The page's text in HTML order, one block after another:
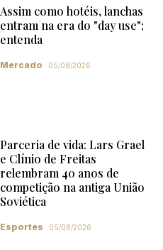
Assim como hotéis, lanchas
entram na era do "day use";
entenda
Mercado 05/08/2026
Parceria de vida: Lars Grael
e Clínio de Freitas
relembram 40 anos de
competição na antiga União
Soviética
Esportes 05/08/2026